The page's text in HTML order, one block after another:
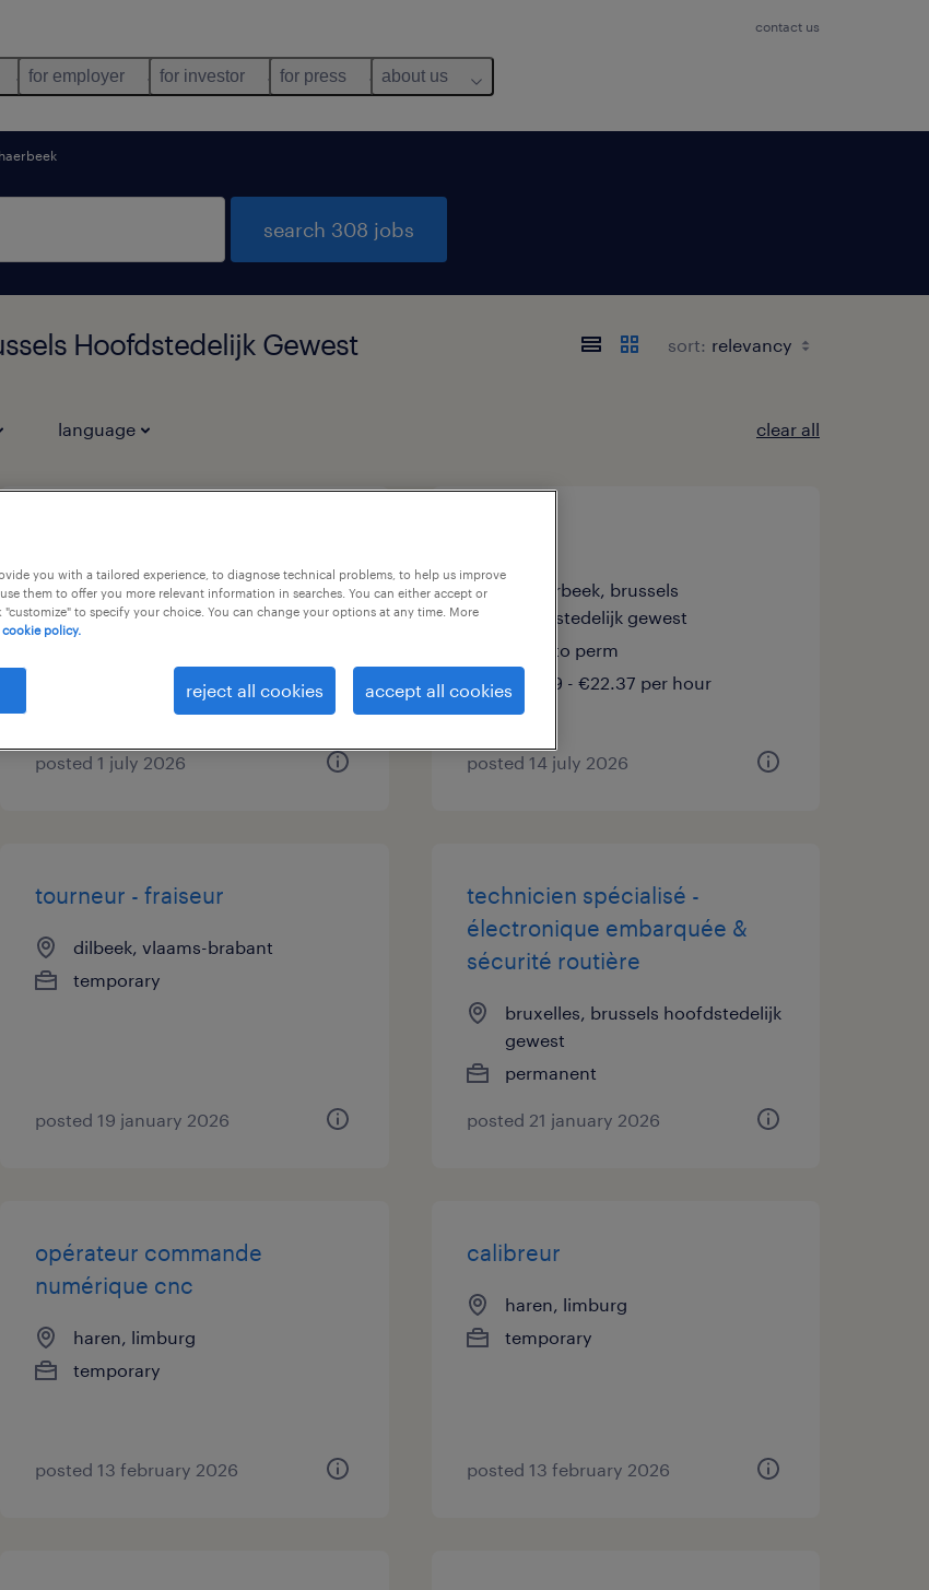
contact us
for employer for investor for press about us
search 308 jobs
Hoofdstedelijk Gewest sort:
language clear all
vlaanderen)
schaerbeek, brussels
posted 1 july 2026
schaerbeek, brussels
hoofdstedelijk gewest
temp to perm
€18.59 - €22.37 per hour
posted 14 july 2026
tourneur - fraiseur
dilbeek, vlaams-brabant
temporary
posted 19 january 2026
technicien spécialisé -
électronique embarquée &
sécurité routière
bruxelles, brussels hoofdstedelijk
gewest
permanent
posted 21 january 2026
opérateur commande
numérique cnc
haren, limburg
temporary
posted 13 february 2026
calibreur
haren, limburg
temporary
posted 13 february 2026
you with a tailored experience, to diagnose technical problems, to help us improve
them to offer you more relevant information in searches. You can either accept or
to specify your choice. You can change your options at any time. More
cookie policy.
reject all cookies accept all cookies